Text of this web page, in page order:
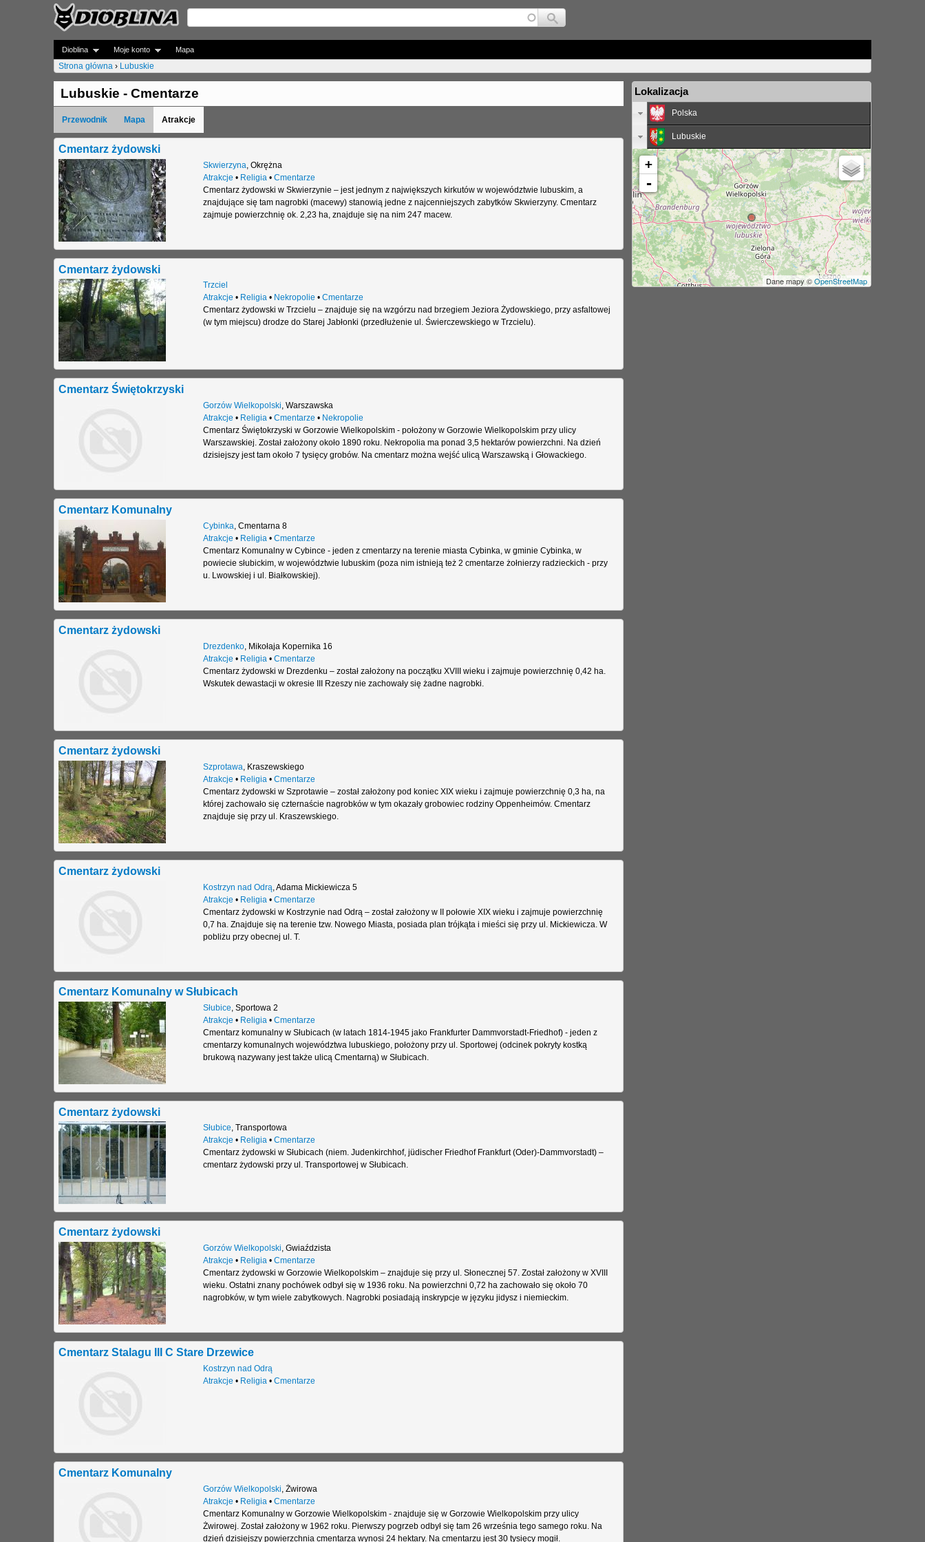
Jump to navigation
Dioblina Moje konto Mapa
J
e
s
t
e
ś
t
u
t
a
j
Strona główna › Lubuskie
Lubuskie - Cmentarze
Przewodnik Mapa Atrakcje
Cmentarz żydowski
Skwierzyna Okrężna
Atrakcje • Religia • Cmentarze
Cmentarz żydowski w Skwierzynie – jest jednym z największych kirkutów w województwie lubuskim, a
znajdujące się tam nagrobki (macewy) stanowią jedne z najcenniejszych zabytków Skwierzyny. Cmentarz
zajmuje powierzchnię ok. 2,23 ha, znajduje się na nim 247 macew.
Cmentarz żydowski
Trzciel
Atrakcje • Religia• Nekropolie • Cmentarze
Cmentarz żydowski w Trzcielu – znajduje się na wzgórzu nad brzegiem Jeziora Żydowskiego, przy asfaltowej
(w tym miejscu) drodze do Starej Jabłonki (przedłużenie ul. Świerczewskiego w Trzcielu).
Cmentarz Świętokrzyski
Gorzów Wielkopolski, Warszawska
Atrakcje • Religia• Cmentarze • Nekropolie
Cmentarz Świętokrzyski w Gorzowie Wielkopolskim - położony w Gorzowie Wielkopolskim przy ulicy
Warszawskiej. Został założony około 1890 roku. Nekropolia ma ponad 3,5 hektarów powierzchni. Na dzień
dzisiejszy jest tam około 7 tysięcy grobów. Na cmentarz można wejść ulicą Warszawską i Głowackiego.
Cmentarz Komunalny
Cybinka, Cmentarna 8
Atrakcje • Religia• Cmentarze
Cmentarz Komunalny w Cybince - jeden z cmentarzy na terenie miasta Cybinka, w gminie Cybinka, w
powiecie słubickim, w województwie lubuskim (poza nim istnieją też 2 cmentarze żołnierzy radzieckich - przy
u. Lwowskiej i ul. Białkowskiej).
Cmentarz żydowski
Drezdenko, Mikołaja Kopernika 16
Atrakcje • Religia• Cmentarze
Cmentarz żydowski w Drezdenku – został założony na początku XVIII wieku i zajmuje powierzchnię 0,42 ha.
Wskutek dewastacji w okresie III Rzeszy nie zachowały się żadne nagrobki.
Cmentarz żydowski
Szprotawa, Kraszewskiego
Atrakcje • Religia• Cmentarze
Cmentarz żydowski w Szprotawie – został założony pod koniec XIX wieku i zajmuje powierzchnię 0,3 ha, na
której zachowało się czternaście nagrobków w tym okazały grobowiec rodziny Oppenheimów. Cmentarz
znajduje się przy ul. Kraszewskiego.
Cmentarz żydowski
Kostrzyn nad Odrą Adama Mickiewicza 5
Atrakcje • Religia • Cmentarze
Cmentarz żydowski w Kostrzynie nad Odrą – został założony w II połowie XIX wieku i zajmuje powierzchnię
0,7 ha. Znajduje się na terenie tzw. Nowego Miasta, posiada plan trójkąta i mieści się przy ul. Mickiewicza. W
pobliżu przy obecnej ul. T.
Cmentarz Komunalny w Słubicach
Słubice Sportowa 2
Atrakcje • Religia • Cmentarze
Cmentarz komunalny w Słubicach (w latach 1814-1945 jako Frankfurter Dammvorstadt-Friedhof) - jeden z
cmentarzy komunalnych województwa lubuskiego, położony przy ul. Sportowej (odcinek pokryty kostką
brukową nazywany jest także ulicą Cmentarną) w Słubicach.
Cmentarz żydowski
Słubice, Transportowa
Atrakcje • Religia• Cmentarze
Cmentarz żydowski w Słubicach (niem. Judenkirchhof, jüdischer Friedhof Frankfurt (Oder)-Dammvorstadt) –
cmentarz żydowski przy ul. Transportowej w Słubicach.
Cmentarz żydowski
Gorzów Wielkopolski, Gwiaździsta
Atrakcje • Religia• Cmentarze
Cmentarz żydowski w Gorzowie Wielkopolskim – znajduje się przy ul. Słonecznej 57. Został założony w XVIII
wieku. Ostatni znany pochówek odbył się w 1936 roku. Na powierzchni 0,72 ha zachowało się około 70
nagrobków, w tym wiele zabytkowych. Nagrobki posiadają inskrypcje w języku jidysz i niemieckim.
Cmentarz Stalagu III C Stare Drzewice
Kostrzyn nad Odrą
Atrakcje • Religia• Cmentarze
Cmentarz Komunalny
Gorzów Wielkopolski, Żwirowa
Atrakcje • Religia• Cmentarze
Cmentarz Komunalny w Gorzowie Wielkopolskim - znajduje się w Gorzowie Wielkopolskim przy ulicy
Żwirowej. Został założony w 1962 roku. Pierwszy pogrzeb odbył się tam 26 września tego samego roku. Na
dzień dzisiejszy powierzchnia cmentarza wynosi 24 hektary. Na cmentarzu jest 30 tysięcy mogił.
Lokalizacja
Polska
Lubuskie
+
-
Dane mapy ©OpenStreetMap